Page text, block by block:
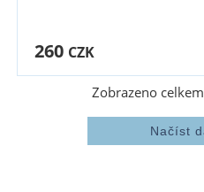
260 CZK
Zobrazeno celkem